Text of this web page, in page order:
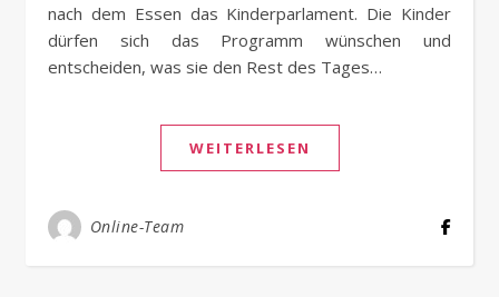
nach dem Essen das Kinderparlament. Die Kinder
dürfen sich das Programm wünschen und
entscheiden, was sie den Rest des Tages…
WEITERLESEN
Online-Team